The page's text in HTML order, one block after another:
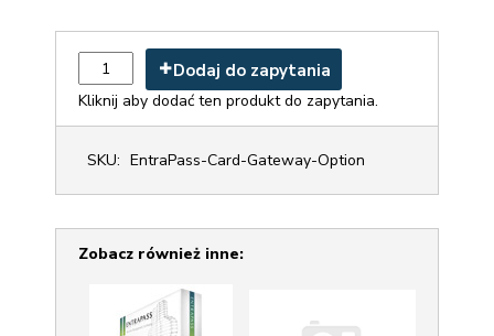
Dodaj do zapytania
Kliknij aby dodać ten produkt do zapytania.
SKU: EntraPass-Card-Gateway-Option
Zobacz również inne: